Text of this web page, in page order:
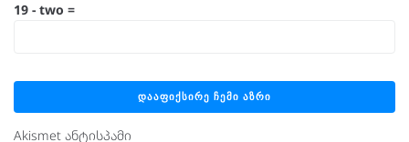
19 − two =
Akismet ანტისპამი